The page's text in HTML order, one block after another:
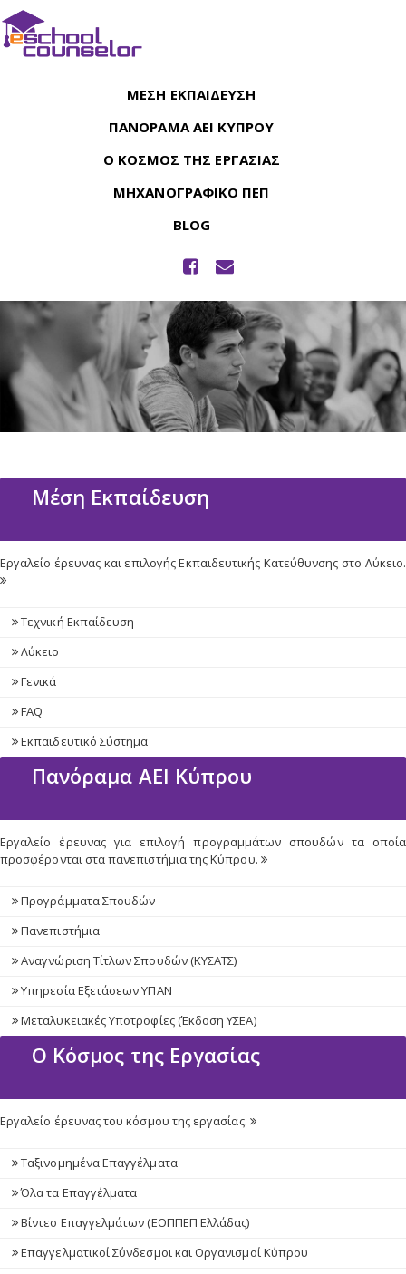
ΜΕΣΗ ΕΚΠΑΙΔΕΥΣΗ
ΠΑΝΟΡΑΜΑ ΑΕΙ ΚΥΠΡΟΥ
Ο ΚΟΣΜΟΣ ΤΗΣ ΕΡΓΑΣΙΑΣ
ΜΗΧΑΝΟΓΡΑΦΙΚΟ ΠΕΠ
BLOG
Μέση Εκπαίδευση
Εργαλείο έρευνας και επιλογής Εκπαιδευτικής Κατεύθυνσης στο Λύκειο.
Τεχνική Εκπαίδευση
Λύκειο
Γενικά
FAQ
Εκπαιδευτικό Σύστημα
Πανόραμα ΑΕΙ Κύπρου
Εργαλείο έρευνας για επιλογή προγραμμάτων σπουδών τα οποία
προσφέρονται στα πανεπιστήμια της Κύπρου.
Προγράμματα Σπουδών
Πανεπιστήμια
Αναγνώριση Τίτλων Σπουδών (ΚΥΣΑΤΣ)
Υπηρεσία Εξετάσεων ΥΠΑΝ
Μεταλυκειακές Υποτροφίες (Έκδοση ΥΣΕΑ)
Ο Κόσμος της Εργασίας
Εργαλείο έρευνας του κόσμου της εργασίας.
Ταξινομημένα Επαγγέλματα
Όλα τα Επαγγέλματα
Βίντεο Επαγγελμάτων (ΕΟΠΠΕΠ Ελλάδας)
Επαγγελματικοί Σύνδεσμοι και Οργανισμοί Κύπρου